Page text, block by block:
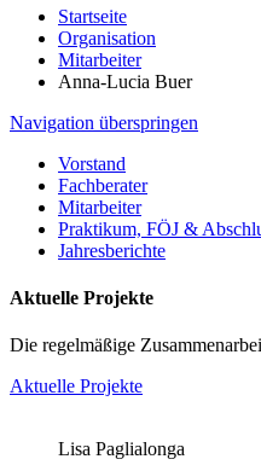
Startseite
Organisation
Mitarbeiter
Anna-Lucia Buer
Navigation überspringen
Vorstand
Fachberater
Mitarbeiter
Praktikum, FÖJ &
Jahresberichte
Aktuelle Projekte
Die regelmäßige
Aktuelle Projekte
Lisa Paglialonga